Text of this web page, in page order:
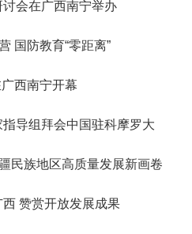
会在广西南宁举办
国防教育“零距离”
西南宁开幕
导组拜会中国驻科摩罗大
民族地区高质量发展新画卷
赞赏开放发展成果